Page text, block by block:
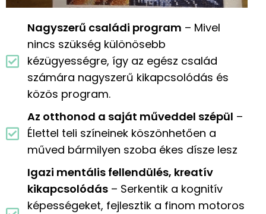
Nagyszerű családi program – Mivel
nincs szükség különösebb
kézügyességre, így az egész család
számára nagyszerű kikapcsolódás és
közös program.
Az otthonod a saját műveddel szépül –
Élettel teli színeinek köszönhetően a
műved bármilyen szoba ékes dísze lesz
Igazi mentális fellendülés, kreatív
kikapcsolódás – Serkentik a kognitív
képességeket, fejlesztik a finom motoros